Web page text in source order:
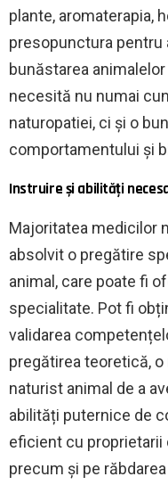
plante, aromaterapia,
presopunctura pentru
bunăstarea
necesită nu numai
naturopatiei, ci și o
comportamentului și
Instruire și abilități
Majoritatea medicilor
absolvit o pregătire
animal, care poate fi
specialitate. Pot fi
validarea
pregătirea teoretică,
naturist animal de a
abilități puternice de
eficient cu proprietarii
precum și pe